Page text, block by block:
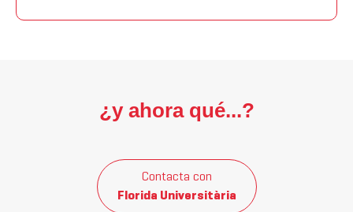
¿y ahora qué...?
Contacta con
Florida Universitària